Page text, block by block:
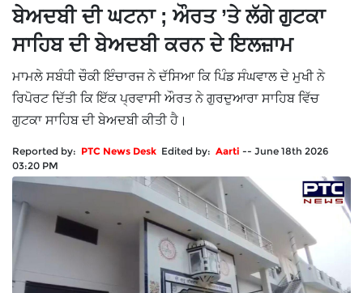
ਬੇਅਦਬੀ ਦੀ ਘਟਨਾ ; ਔਰਤ ’ਤੇ ਲੱਗੇ ਗੁਟਕਾ
ਸਾਹਿਬ ਦੀ ਬੇਅਦਬੀ ਕਰਨ ਦੇ ਇਲਜ਼ਾਮ
ਮਾਮਲੇ ਸਬੰਧੀ ਚੌਕੀ ਇੰਚਾਰਜ ਨੇ ਦੱਸਿਆ ਕਿ ਪਿੰਡ ਸੰਘਵਾਲ ਦੇ ਮੁਖੀ ਨੇ
ਰਿਪੋਰਟ ਦਿੱਤੀ ਕਿ ਇੱਕ ਪ੍ਰਵਾਸੀ ਔਰਤ ਨੇ ਗੁਰਦੁਆਰਾ ਸਾਹਿਬ ਵਿੱਚ
ਗੁਟਕਾ ਸਾਹਿਬ ਦੀ ਬੇਅਦਬੀ ਕੀਤੀ ਹੈ।
Reported by: PTC News Desk Edited by: Aarti -- June 18th 2026
03:20 PM